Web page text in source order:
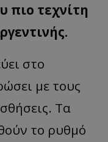
πιο τεχνίτη
στο
με τους
Τα
το ρυθμό